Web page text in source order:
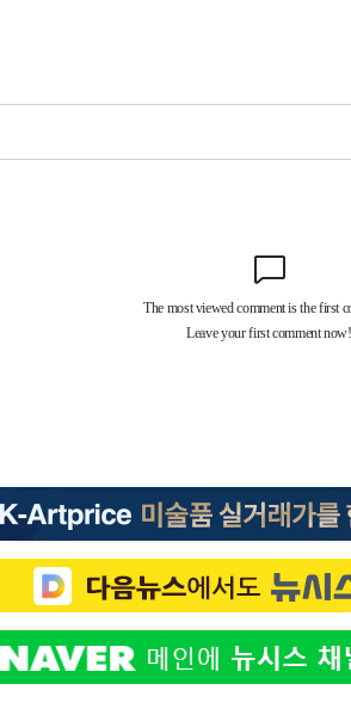
용산역 무정차 통과…"집회·시위"
속…강원·경상권 오전 비
전으로 남서부의 무장세력 소탕전..15